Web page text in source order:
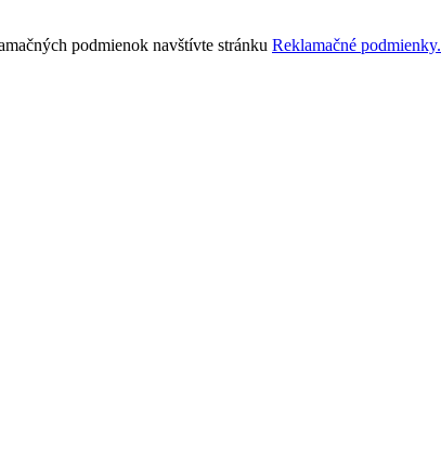
podmienok navštívte stránku Reklamačné podmienky.